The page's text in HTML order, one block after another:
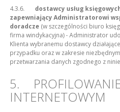
4.3.6. dostawcy usług
zapewniający Administratorowi
doradcze (w szczególności biuro
firma windykacyjna) - Administrator
Klienta wybranemu dostawcy
przypadku oraz w zakresie
przetwarzania danych zgodnego z
5.
INTERNETOWYM